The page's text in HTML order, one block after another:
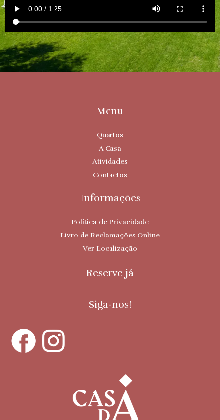
Menu
Quartos
A Casa
Atividades
Contactos
Informações
Política de Privacidade
Livro de Reclamações Online
Ver Localização
Reserve já
Siga-nos!